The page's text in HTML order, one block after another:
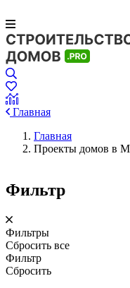
Главная
Главная
Проекты домов в
Фильтр
Фильтры
Сбросить все
Фильтр
Сбросить